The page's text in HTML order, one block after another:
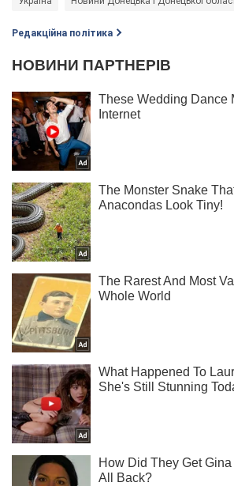
Редакційна політика